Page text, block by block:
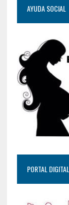
AYUDA SOCIAL
PORTAL